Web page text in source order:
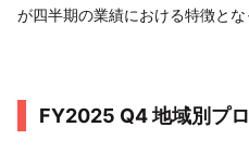
が四半期の業績における特徴とな
FY2025 Q4 地域別プ